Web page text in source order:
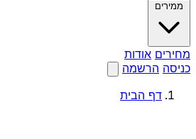
ממירים
מחירים אודות
כניסה הרשמה
דף הבית